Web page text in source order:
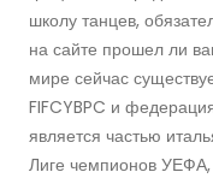
школу танцев,
на сайте прошел ли
мире сейчас
FIFCYBPC и
является частью
Лиге чемпионов